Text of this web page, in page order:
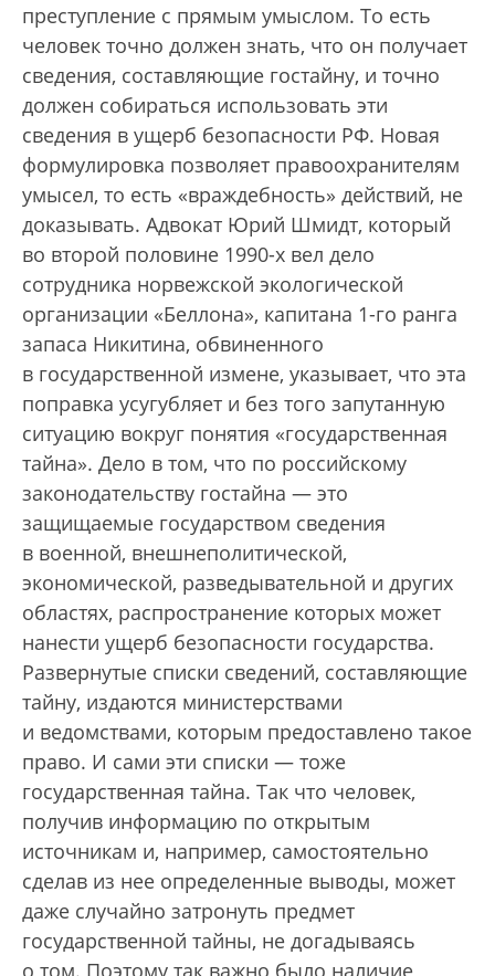
преступление с прямым умыслом. То есть
человек точно должен знать, что он получает
сведения, составляющие гостайну, и точно
должен собираться использовать эти
сведения в ущерб безопасности РФ. Новая
формулировка позволяет правоохранителям
умысел, то есть «враждебность» действий, не
доказывать. Адвокат Юрий Шмидт, который
во второй половине 1990-х вел дело
сотрудника норвежской экологической
организации «Беллона», капитана 1-го ранга
запаса Никитина, обвиненного
в государственной измене, указывает, что эта
поправка усугубляет и без того запутанную
ситуацию вокруг понятия «государственная
тайна». Дело в том, что по российскому
законодательству гостайна — это
защищаемые государством сведения
в военной, внешнеполитической,
экономической, разведывательной и других
областях, распространение которых может
нанести ущерб безопасности государства.
Развернутые списки сведений, составляющие
тайну, издаются министерствами
и ведомствами, которым предоставлено такое
право. И сами эти списки — тоже
государственная тайна. Так что человек,
получив информацию по открытым
источникам и, например, самостоятельно
сделав из нее определенные выводы, может
даже случайно затронуть предмет
государственной тайны, не догадываясь
о том. Поэтому так важно было наличие